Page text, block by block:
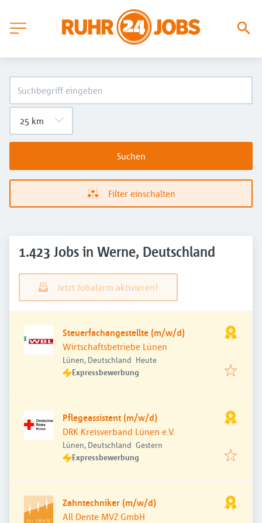
Suchen
Filter einschalten
1.423 Jobs in Werne, Deutschland
Jetzt Jobalarm aktivieren!
Steuerfachangestellte (m/w/d)
Wirtschaftsbetriebe Lünen
Lünen, Deutschland Veröffentlicht
Heute
Expressbewerbung
Pflegeassistent (m/w/d)
DRK Kreisverband Lünen e.V.
Lünen, Deutschland Veröffentlicht
Gestern
Expressbewerbung
Zahntechniker (m/w/d)
All Dente MVZ GmbH